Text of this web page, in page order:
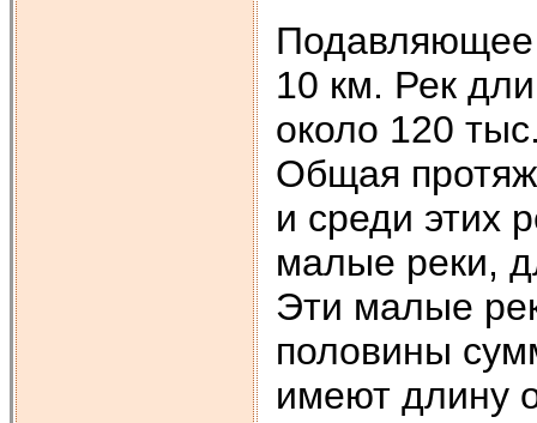
Подавляющее
10 км. Рек
около 120
Общая
и среди этих
малые реки,
Эти малые
половины
имеют длину